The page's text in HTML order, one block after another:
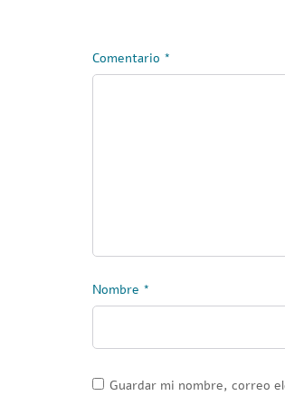
Comentario *
Nombre *
Guardar mi nombre, correo